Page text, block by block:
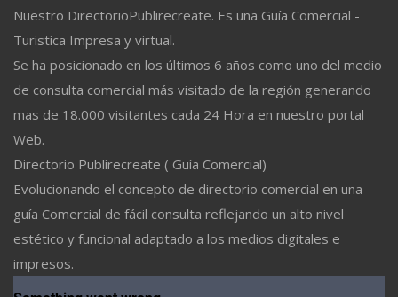
Nuestro DirectorioPublirecreate. Es una Guía Comercial -
Turistica Impresa y virtual.
Se ha posicionado en los últimos 6 años como uno del medio
de consulta comercial más visitado de la región generando
mas de 18.000 visitantes cada 24 Hora en nuestro portal
Web.
Directorio Publirecreate ( Guía Comercial)
Evolucionando el concepto de directorio comercial en una
guía Comercial de fácil consulta reflejando un alto nivel
estético y funcional adaptado a los medios digitales e
impresos.